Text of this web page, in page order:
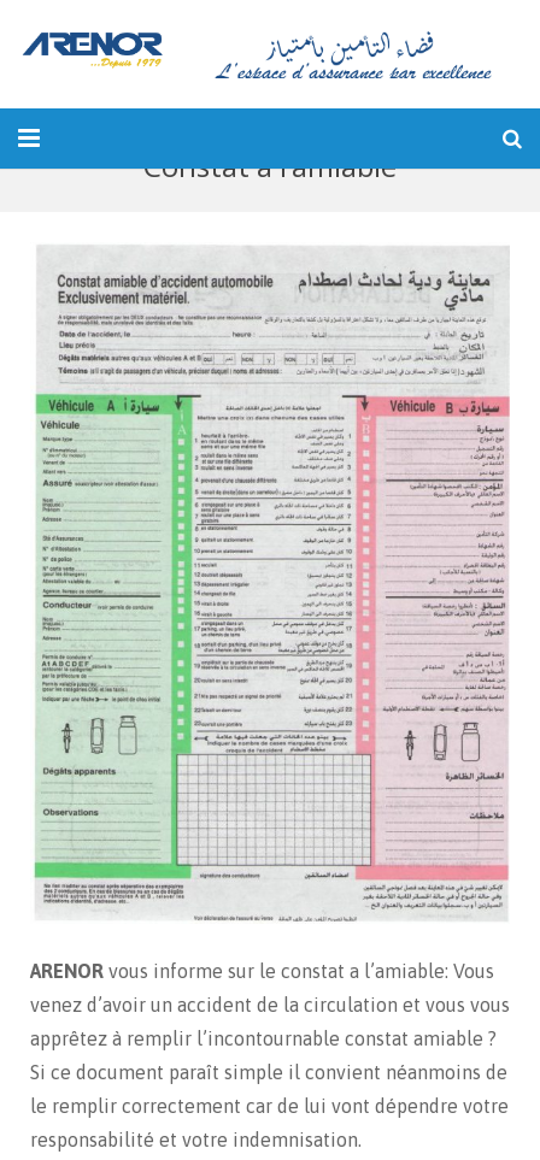
Qui Sommes-nous ?
Client
Devis
Sinistre
Conseils et News
Contact
Constat à l’amiable
ARENOR vous informe sur le constat a l’amiable: Vous
venez d’avoir un accident de la circulation et vous vous
apprêtez à remplir l’incontournable constat amiable ?
Si ce document paraît simple il convient néanmoins de
le remplir correctement car de lui vont dépendre votre
responsabilité et votre indemnisation.